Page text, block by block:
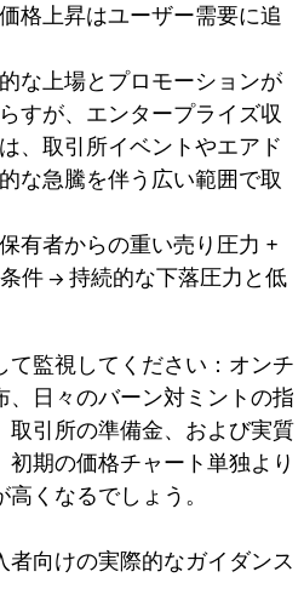
格上昇はユーザー需要に追
的な上場とプロモーションが
すが、エンタープライズ収
、取引所イベントやエアド
な急騰を伴う広い範囲で取
有者からの重い売り圧力 +
件 → 持続的な下落圧力と低
て監視してください：オンチ
、日々のバーン対ミントの指
取引所の準備金、および実質
期の価格チャート単独より
くなるでしょう。
向けの実際的なガイダンス